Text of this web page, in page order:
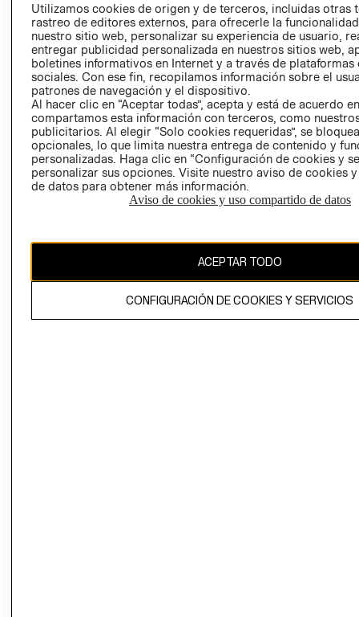
AVISO DE
PRIVACIDAD
GIFT CARD
AVISO DE
El contenido de esta página web está protegido por copyright y es
Utilizamos cookies de origen y de terceros, incluidas otras
rastreo de editores externos, para ofrecerle la
nuestro sitio web, personalizar su experiencia de usuario,
entregar publicidad personalizada en nuestros sitios web,
boletines informativos en Internet y a través de plataformas
sociales. Con ese fin, recopilamos información sobre el
patrones de navegación y el dispositivo.
Al hacer clic en “Aceptar todas”, acepta y está de acuerdo
compartamos esta información con terceros, como
publicitarios. Al elegir “Solo cookies requeridas”, se
opcionales, lo que limita nuestra entrega de contenido y
personalizadas. Haga clic en “Configuración de cookies y
personalizar sus opciones. Visite nuestro aviso de cookies
de datos para obtener más información.
Aviso de cookies y uso compartido de datos
ACEPTAR TODO
CONFIGURACIÓN DE COOKIES Y SERVICIOS